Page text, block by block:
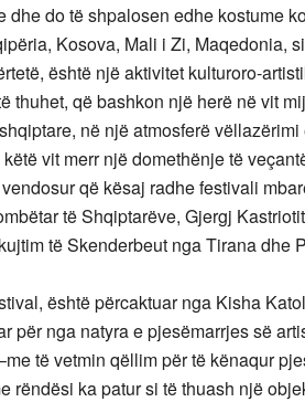
dhe do të shpalosen edhe kostume
Kosova, Mali i Zi, Maqedonia,
është një aktivitet kulturoro-
thuhet, që bashkon një herë në vit
në një atmosferë
vit merr një domethënje të
që kësaj radhe festivali
të Shqiptarëve, Gjergj
të Skenderbeut nga Tirana dhe
është përcaktuar nga Kisha
për nga natyra e pjesëmarrjes së
të vetmin qëllim për të kënaqur
rëndësi ka patur si të thuash një